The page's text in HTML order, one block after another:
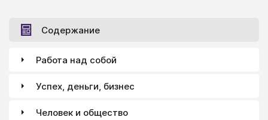
Содержание
Работа над собой
Успех, деньги, бизнес
Человек и общество